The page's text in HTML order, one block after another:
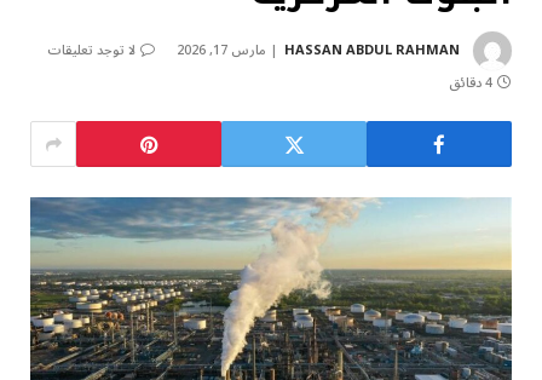
HASSAN ABDUL RAHMAN مارس 17, 2026
لا توجد تعليقات
4 دقائق